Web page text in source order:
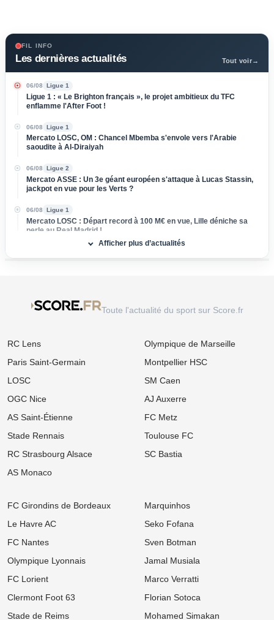
FIL INFO
Les dernières actualités Tout voir→
06/08 Ligue 1
Ligue 1 : « Le Brighton français », le projet ambitieux du TFC
enflamme l'After Foot !
06/08 Ligue 1
Mercato LOSC, OM : Chancel Mbemba s'envole vers l'Arabie
saoudite à Al-Diraiyah
06/08 Ligue 2
Mercato ASSE : Un 3e géant européen s'attaque à Lucas Stassin,
jackpot en vue pour les Verts ?
06/08 Ligue 1
Mercato LOSC : Départ record à 100 M€ en vue, Lille déniche sa
perle au Real Madrid !
Mercato Strasbourg : Douche froide pour une piste d'expérience
devancée par un club anglais !
Mercato OM : Un rival de Ligue 1 s'immisce dans le dossier Ilan
FC Nantes : Une statistique effrayante plane sur la première
journée des hommes de Der Zakarian
06/08 Ligue 1
turque !
06/08 Ligue 1
Mercato Rennes : « Ce n’est pas mon style », un flop estival flingue
OL : Effectif à retoucher, latéraux ciblés... Le mercato lyonnais
s'embrase avant le retour contre le Sparta Prague
06/08 Ligue 2
s'enflamme pour les ex-Verts !
06/08 Ligue 1
Mercato LOSC : Feyenoord repousse les offensives lilloises pour
son prodige néerlandais
Afficher plus d’actualités
Toute l'actualité du sport sur Score.fr
RC Lens
Paris Saint-Germain
LOSC
OGC Nice
AS Saint-Étienne
Stade Rennais
RC Strasbourg Alsace
AS Monaco
Olympique de Marseille
Montpellier HSC
SM Caen
AJ Auxerre
FC Metz
Toulouse FC
SC Bastia
FC Girondins de Bordeaux
Le Havre AC
FC Nantes
Olympique Lyonnais
FC Lorient
Clermont Foot 63
Stade de Reims
Marquinhos
Seko Fofana
Sven Botman
Jamal Musiala
Marco Verratti
Florian Sotoca
Mohamed Simakan